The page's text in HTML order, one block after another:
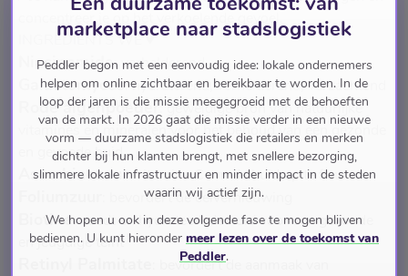
concentreer je op het verkoelende gevoel.
INGREDIENTS WE ♥
Niacinamide: verhelderend
Galactomyces: hydraterend, verhelderend, verzachtend
Rode algenpoeder: geweldige bron van natuurlijke
vitamines en mineralen voor het behoud van een gezonde
en gevoede huid
Ascorbinezuur: vitamine C om de huid op te fleuren
: bevordert de celvernieuwing
Biotine: voedt en hydrateert de huid voor een gezonde
en jeugdige teint
: bevordert de aanmaak van
marketplace naar stadslogistiek
Peddler begon met een eenvoudig idee: lokale ondernemers
helpen om online zichtbaar en bereikbaar te worden. In de
loop der jaren is die missie meegegroeid met de behoeften
van de markt. In 2026 gaat die missie verder in een nieuwe
vorm — duurzame stadslogistiek die retailers en merken
dichter bij hun klanten brengt, met snellere bezorging,
slimmere lokale infrastructuur en minder impact in de steden
waarin wij actief zijn.
We hopen u ook in deze volgende fase te mogen blijven
bedienen. U kunt hieronder meer lezen over de toekomst van
Peddler.